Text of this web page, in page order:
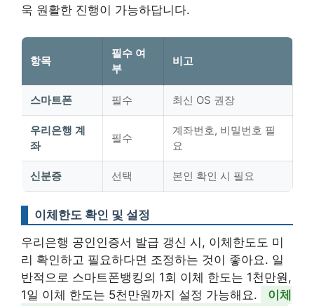
욱 원활한 진행이 가능하답니다.
항목
필수 여
부
비고
스마트폰 필수 최신 OS 권장
우리은행 계
좌
필수
계좌번호, 비밀번호 필
요
신분증 선택 본인 확인 시 필요
이체한도 확인 및 설정
우리은행 공인인증서 발급 갱신 시, 이체한도도 미
리 확인하고 필요하다면 조정하는 것이 좋아요. 일
반적으로 스마트폰뱅킹의 1회 이체 한도는 1천만원,
1일 이체 한도는 5천만원까지 설정 가능해요.
이체